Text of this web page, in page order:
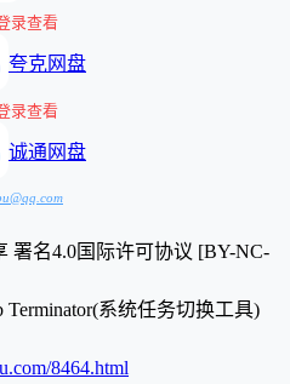
录查看
夸克网盘
录查看
诚通网盘
署名4.0国际许可协议 [BY-NC-
系统任务切换工具)
8464.html